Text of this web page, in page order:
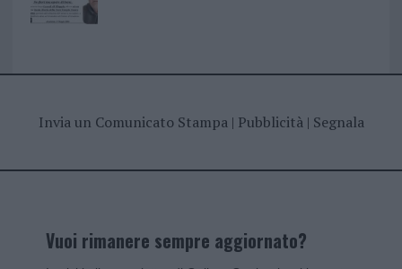
Invia un Comunicato Stampa| Pubblicità| Segnala
Vuoi rimanere sempre aggiornato?